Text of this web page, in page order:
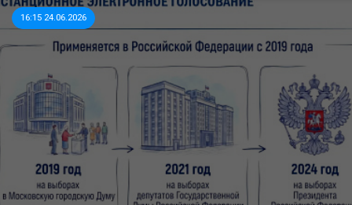
16:15 24.06.2026